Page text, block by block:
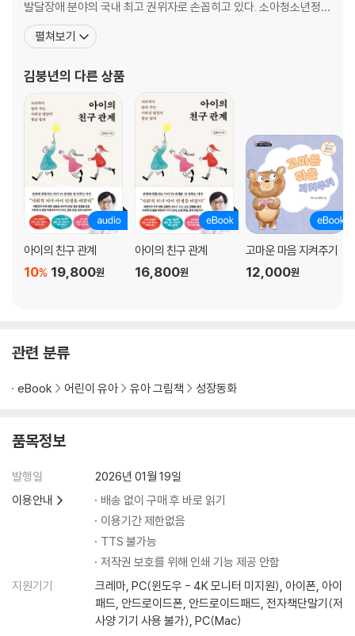
발달장애 분야의 국내 최고 권위자로 손꼽히고 있다. 소아청소년정신
의학 분야에서 가장 권위 있는 학회인 국제소아청소년정신의학회 부
회장을 비롯해 발달장애 거점병원 중앙지원단장과 행동발달증진센
에 기여한 공로를 인정받아 보건복지부장관상, 교육인적자원부장관
상 등을 수상하
펼쳐보기
김붕년의 다른 상품
아이의 친구 관계
19,800원
10%
아이의 친구 관계
16,800원
고마운 마음 지켜주기
12,000원
관련 분류
eBook 어린이 유아 유아 그림책 성장동화
품목정보
발행일
2026년 01월 19일
이용안내
배송 없이 구매 후 바로 읽기
이용기간 제한없음
TTS 불가능
저작권 보호를 위해 인쇄 기능 제공 안함
지원기기
크레마, PC(윈도우 - 4K 모니터 미지원), 아이폰, 아이
패드, 안드로이드폰, 안드로이드패드, 전자책단말기(저
사양 기기 사용 불가), PC(Mac)